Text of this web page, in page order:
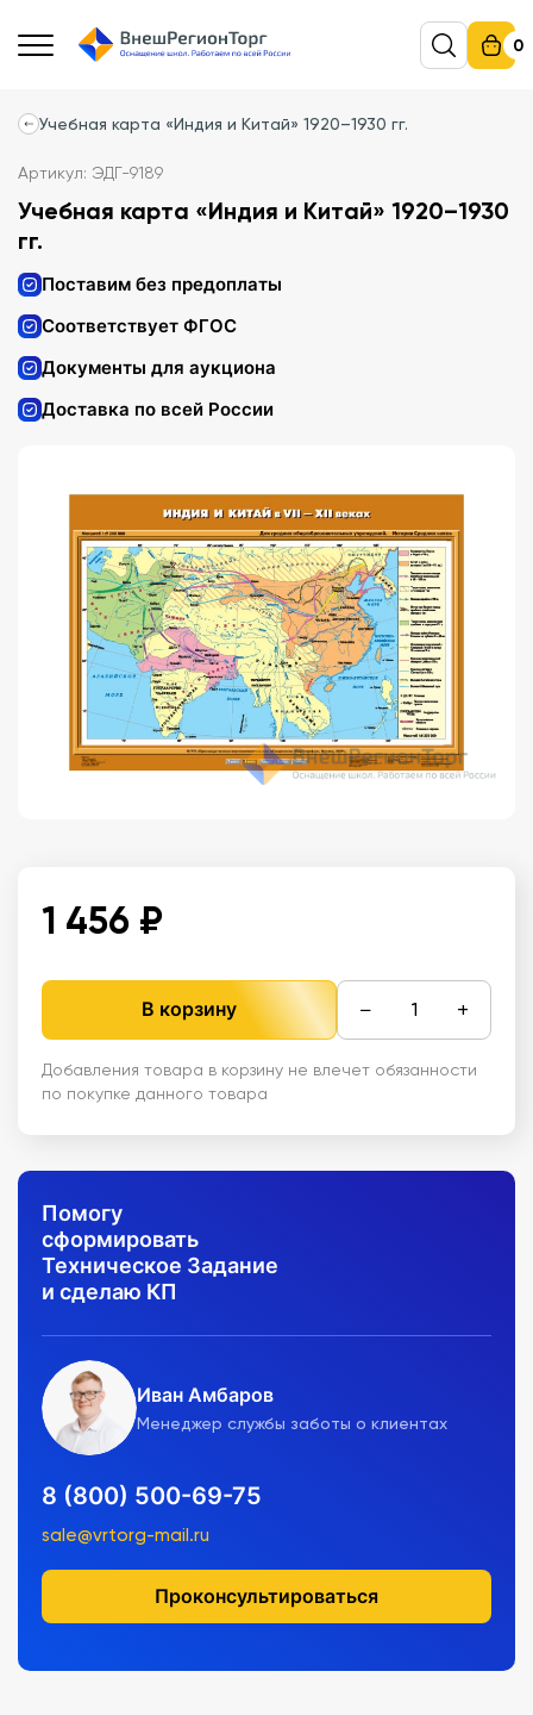
0
Учебная карта «Индия и Китай» 1920–1930 гг.
Артикул: ЭДГ-9189
Учебная карта «Индия и Китай» 1920–1930
гг.
Поставим без предоплаты
Соответствует ФГОС
Документы для аукциона
Доставка по всей России
1 456 ₽
В корзину − +
Добавления товара в корзину не влечет обязанности
по покупке данного товара
Помогу
сформировать
Техническое Задание
и сделаю КП
Иван Амбаров
Менеджер службы заботы о клиентах
8 (800) 500-69-75
sale@vrtorg-mail.ru
Проконсультироваться